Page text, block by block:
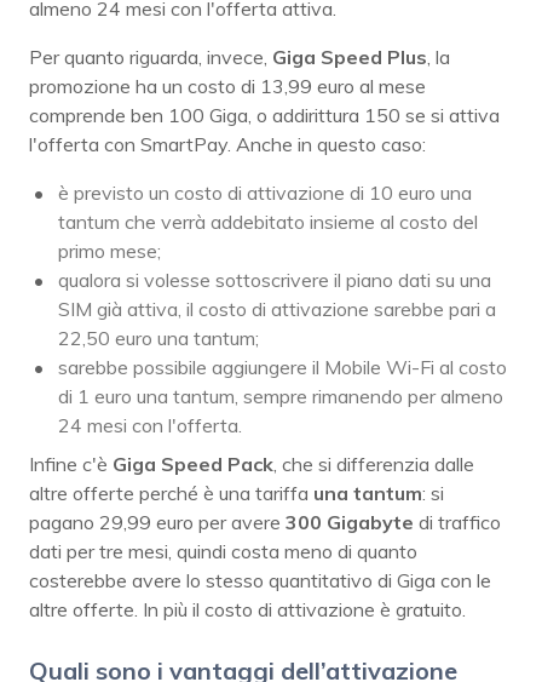
almeno 24 mesi con l'offerta attiva.
Per quanto riguarda, invece, Giga Speed Plus, la
promozione ha un costo di 13,99 euro al mese
comprende ben 100 Giga, o addirittura 150 se si attiva
l'offerta con SmartPay. Anche in questo caso:
è previsto un costo di attivazione di 10 euro una
tantum che verrà addebitato insieme al costo del
primo mese;
qualora si volesse sottoscrivere il piano dati su una
SIM già attiva, il costo di attivazione sarebbe pari a
22,50 euro una tantum;
sarebbe possibile aggiungere il Mobile Wi-Fi al costo
di 1 euro una tantum, sempre rimanendo per almeno
24 mesi con l'offerta.
Infine c'è Giga Speed Pack, che si differenzia dalle
altre offerte perché è una tariffa una tantum: si
pagano 29,99 euro per avere 300 Gigabyte di traffico
dati per tre mesi, quindi costa meno di quanto
costerebbe avere lo stesso quantitativo di Giga con le
altre offerte. In più il costo di attivazione è gratuito.
Quali sono i vantaggi dell’attivazione